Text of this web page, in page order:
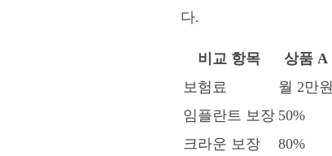
다.
비교 항목 상품 A
보험료
월 2만원
임플란트 보장 50%
크라운 보장
80%